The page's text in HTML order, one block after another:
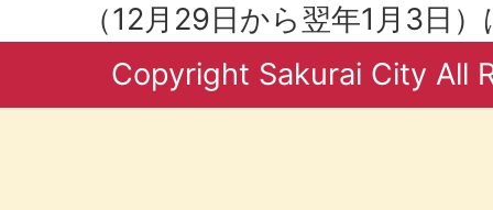
（12月29日から翌年1月3日
Copyright Sakurai City All